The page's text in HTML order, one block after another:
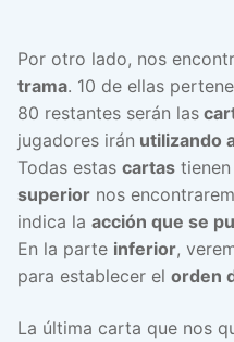
Por otro lado, nos
trama. 10 de ellas
80 restantes serán las
jugadores irán utilizando
Todas estas cartas tienen
superior nos
indica la acción que se
En la parte inferior,
para establecer el orden
La última carta que nos